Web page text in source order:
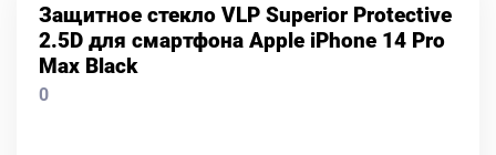
Защитное стекло VLP Superior Protective
2.5D для смартфона Apple iPhone 14 Pro
Max Black
0